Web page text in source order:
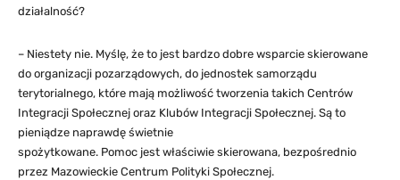
działalność?
– Niestety nie. Myślę, że to jest bardzo dobre wsparcie skierowane
do organizacji pozarządowych, do jednostek samorządu
terytorialnego, które mają możliwość tworzenia takich Centrów
Integracji Społecznej oraz Klubów Integracji Społecznej. Są to
pieniądze naprawdę świetnie
spożytkowane. Pomoc jest właściwie skierowana, bezpośrednio
przez Mazowieckie Centrum Polityki Społecznej.